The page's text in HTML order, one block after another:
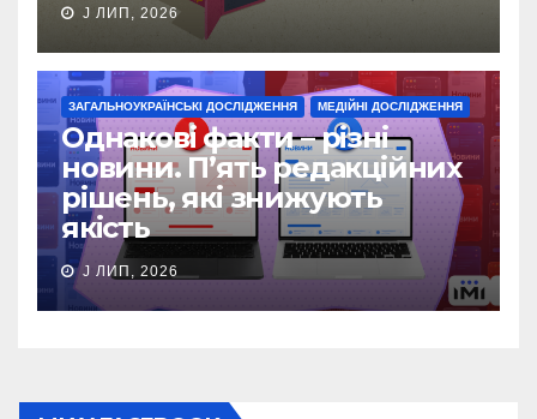
J ЛИП, 2026
ЗАГАЛЬНОУКРАЇНСЬКІ ДОСЛІДЖЕННЯ МЕДІЙНІ ДОСЛІДЖЕННЯ
Однакові факти – різні
новини. П’ять редакційних
рішень, які знижують
якість
J ЛИП, 2026